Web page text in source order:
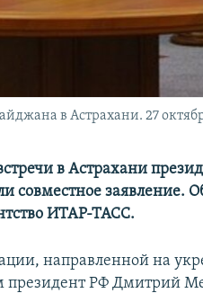
в Астрахани. 27
в Астрахани
заявление.
ИТАР-ТАСС.
направленной на
президент РФ Дмитрий